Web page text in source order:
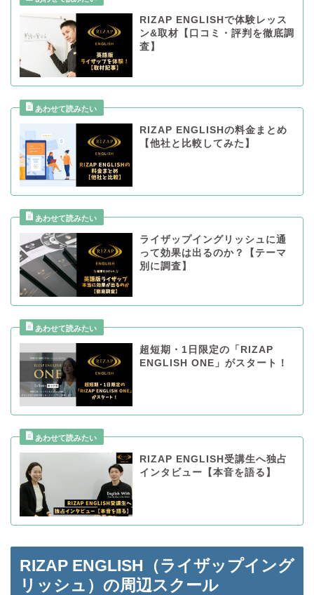
RIZAP ENGLISHで体験レッス
ン&取材【口コミ・評判を徹底調
査】
RIZAP ENGLISHの料金まとめ
【他社と比較してみた】
ライザップイングリッシュに通
って効果は出るのか？【テーマ
別に調査】
超短期・1日限定の「RIZAP
ENGLISH ONE」がスタート！
RIZAP ENGLISH受講生へ独占
インタビュー【本音を語る】
RIZAP ENGLISH（ライザップイング
リッシュ）の周辺スクール